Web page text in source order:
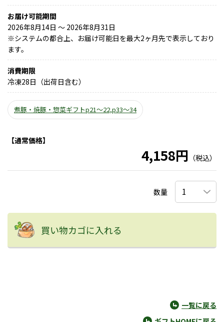
お届け可能期間
2026年8月14日 ～ 2026年8月31日
※システムの都合上、お届け可能日を最大2ヶ月先で表示しており
ます。
消費期限
冷凍28日（出荷日含む）
煮豚・焼豚・惣菜ギフトp21～22,p33～34
【通常価格】
4,158円 （税込）
数量
買い物カゴに入れる
一覧に戻る